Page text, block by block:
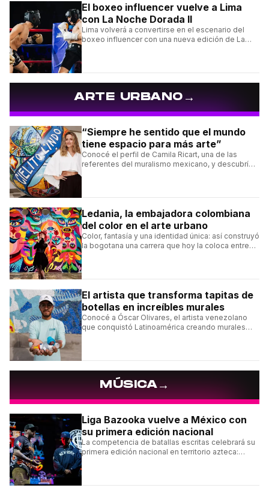
El boxeo influencer vuelve a Lima
con La Noche Dorada II
Lima volverá a convertirse en el escenario del
boxeo influencer con una nueva edición de La
ARTE URBANO→
“Siempre he sentido que el mundo
tiene espacio para más arte”
Conocé el perfil de Camila Ricart, una de las
referentes del muralismo mexicano, y descubrí
Ledania, la embajadora colombiana
del color en el arte urbano
Color, fantasía y una identidad única: así construyó
la bogotana una carrera que hoy la coloca entre
El artista que transforma tapitas de
botellas en increíbles murales
Conocé a Óscar Olivares, el artista venezolano
que conquistó Latinoamérica creando murales
MÚSICA→
Liga Bazooka vuelve a México con
su primera edición nacional
La competencia de batallas escritas celebrará su
primera edición nacional en territorio azteca: